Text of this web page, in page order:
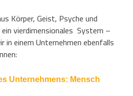
Körper, Geist, Psyche und
vierdimensionales System –
in einem Unternehmen ebenfalls
Unternehmens: Mensch